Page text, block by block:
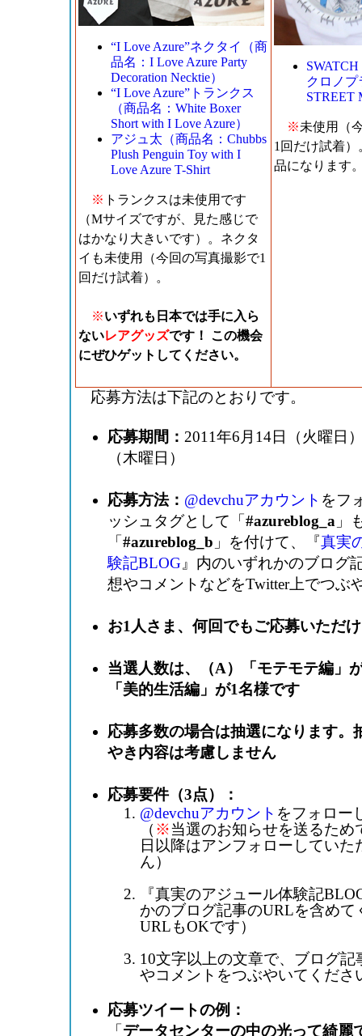
“I Love Azure”ネクタイ（商
品名：I Love Azure Party
Decoration Necktie）
“I Love Azure”トランクス
（商品名：White Boxer
Short with I Love Azure）
アジュ太（商品名：Chubbs
Plush Penguin Toy with I
Love Azure T-Shirt
※ トランクスは未使用です
（Mサイズですが、見た感じで
はかなり大きいです）。ネクタ
イも未使用（今回の写真撮影で1
回だけ試着）。
※いずれも日本では手に入ら
ないレアグッズです！ この機会
にぜひゲットしてください。
クロノ
STREET
※未使用（
1回だけ試着
品になります
応募方法は下記のとおりです。
応募期間： 2011年6月14日（火曜日
（木曜日）
応募方法： @devchuアカウント をフ
ッシュタグとして「 #azureblog_a 」
「 #azureblog_b 」を付けて、『真実
験記BLOG 』内のいずれかのブログ
想やコメントなどをTwitter上でつぶ
お1人さま、何回でもご応募いただ
当選人数は、（A）「モテモテ編」
「美的生活編」が1名様です
応募多数の場合は抽選になります。
やき内容は考慮しません
応募要件（3点）：
@devchuアカウント をフォロー
（ ※当選のお知らせを送るため
日以降はアンフォローしていた
ん）
『真実のアジュール体験記
かのブログ記事のURLを含めて
URLもOKです）
10文字以上の文章で、ブログ記
やコメントをつぶやいてくださ
応募ツイートの例：
「 データセンターの中の光って綺麗